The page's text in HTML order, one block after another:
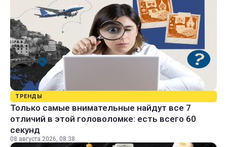
ТРЕНДЫ
Только самые внимательные найдут все 7
отличий в этой головоломке: есть всего 60
секунд
08 августа 2026, 08:38